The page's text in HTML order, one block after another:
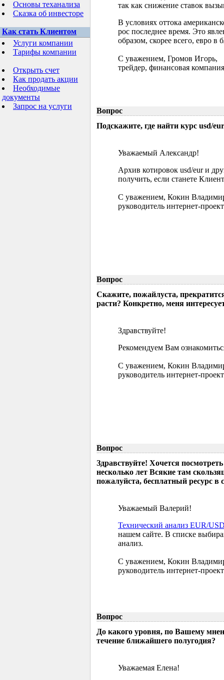
Основы теханализа
Сказка об инвесторе
Как стать Клиентом
Услуги компании
Тарифы компании
Открыть счет
Как продать акции
Необходимые
документы
Запрос на услуги
так как снижение ставок
В условиях оттока
рос последнее время. Это
образом, скорее всего, евро
С уважением, Громов Игорь,
трейдер, финансовая
Вопрос
Подскажите, где найти курс usd/
Уважаемый Александр!
Архив котировок usd/eur и
получить, если станете
С уважением, Кокин
руководитель интернет-
Вопрос
Скажите, пожайлуста,
расти? Конкретно, меня
Здравствуйте!
Рекомендуем Вам
С уважением, Кокин
руководитель интернет-
Вопрос
Здравствуйте! Хочется
несколько лет Всякие там
пожалуйста, бесплатный ресурс в
Уважаемый Валерий!
Технический анализ EUR/
нашем сайте. В списке
анализ.
С уважением, Кокин
руководитель интернет-
Вопрос
До какого уровня, по Вашему
течение ближайшего полугодия?
Уважаемая Елена!